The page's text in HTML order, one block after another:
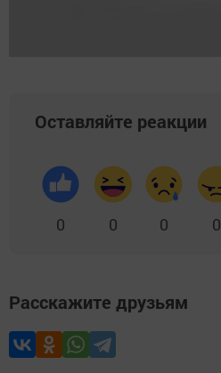
Оставляйте реакции
0 0 0 0
Расскажите друзьям